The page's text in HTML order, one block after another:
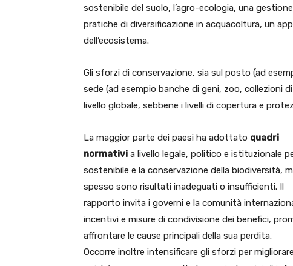
sostenibile del suolo, l’agro-ecologia, una
pratiche di diversificazione in acquacoltura, un
dell’ecosistema.
Gli sforzi di conservazione, sia sul posto (ad
sede (ad esempio banche di geni, zoo, collezioni
livello globale, sebbene i livelli di copertura e
La maggior parte dei paesi ha adottato quadri
normativi a livello legale, politico e istituzionale
sostenibile e la conservazione della biodiversità,
spesso sono risultati inadeguati o insufficienti. Il
rapporto invita i governi e la comunità
incentivi e misure di condivisione dei benefici,
affrontare le cause principali della sua perdita.
Occorre inoltre intensificare gli sforzi per